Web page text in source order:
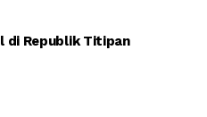
di Republik Titipan